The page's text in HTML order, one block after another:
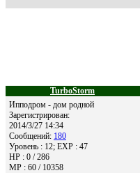
TurboStorm
Ипподром - дом родной
Зарегистрирован:
2014/3/27 14:34
Сообщений: 180
Уровень : 12; EXP : 47
HP : 0 / 286
MP : 60 / 10358